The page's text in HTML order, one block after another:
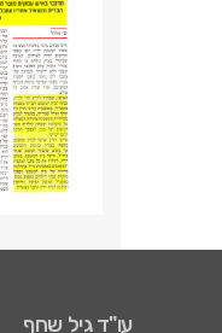
עו"ד גיל שחף